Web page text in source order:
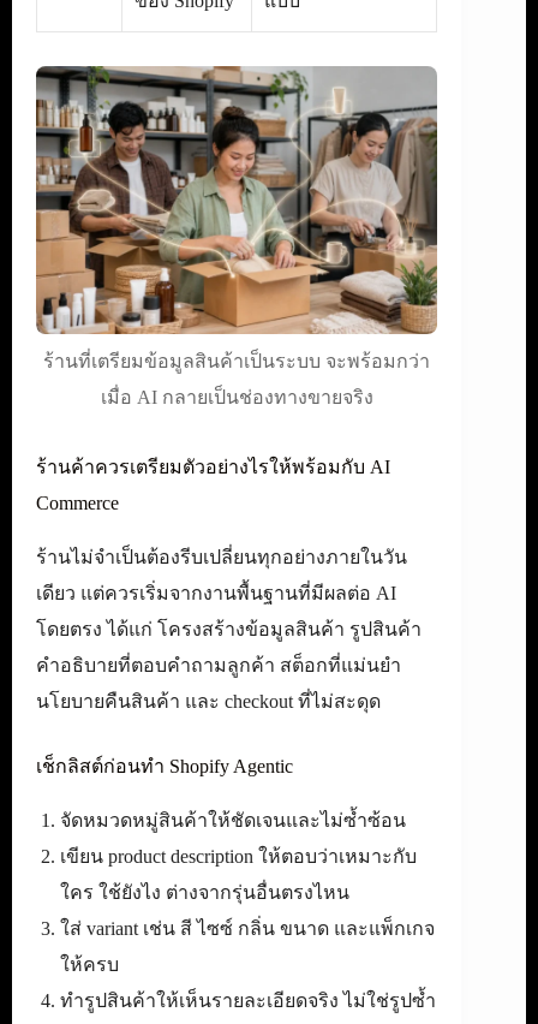
ร้านที่เตรียมข้อมูลสินค้าเป็นระบบ จะพร้อมกว่า
เมื่อ AI กลายเป็นช่องทางขายจริง
ร้านค้าควรเตรียมตัวอย่างไรให้พร้อมกับ AI
Commerce
ร้านไม่จำเป็นต้องรีบเปลี่ยนทุกอย่างภายในวัน
เดียว แต่ควรเริ่มจากงานพื้นฐานที่มีผลต่อ AI
โดยตรง ได้แก่ โครงสร้างข้อมูลสินค้า รูปสินค้า
คำอธิบายที่ตอบคำถามลูกค้า สต็อกที่แม่นยำ
นโยบายคืนสินค้า และ checkout ที่ไม่สะดุด
เช็กลิสต์ก่อนทำ Shopify Agentic
จัดหมวดหมู่สินค้าให้ชัดเจนและไม่ซ้ำซ้อน
เขียน product description ให้ตอบว่าเหมาะกับ
ใคร ใช้ยังไง ต่างจากรุ่นอื่นตรงไหน
ใส่ variant เช่น สี ไซซ์ กลิ่น ขนาด และแพ็กเกจ
ให้ครบ
ทำรูปสินค้าให้เห็นรายละเอียดจริง ไม่ใช่รูปซ้ำ